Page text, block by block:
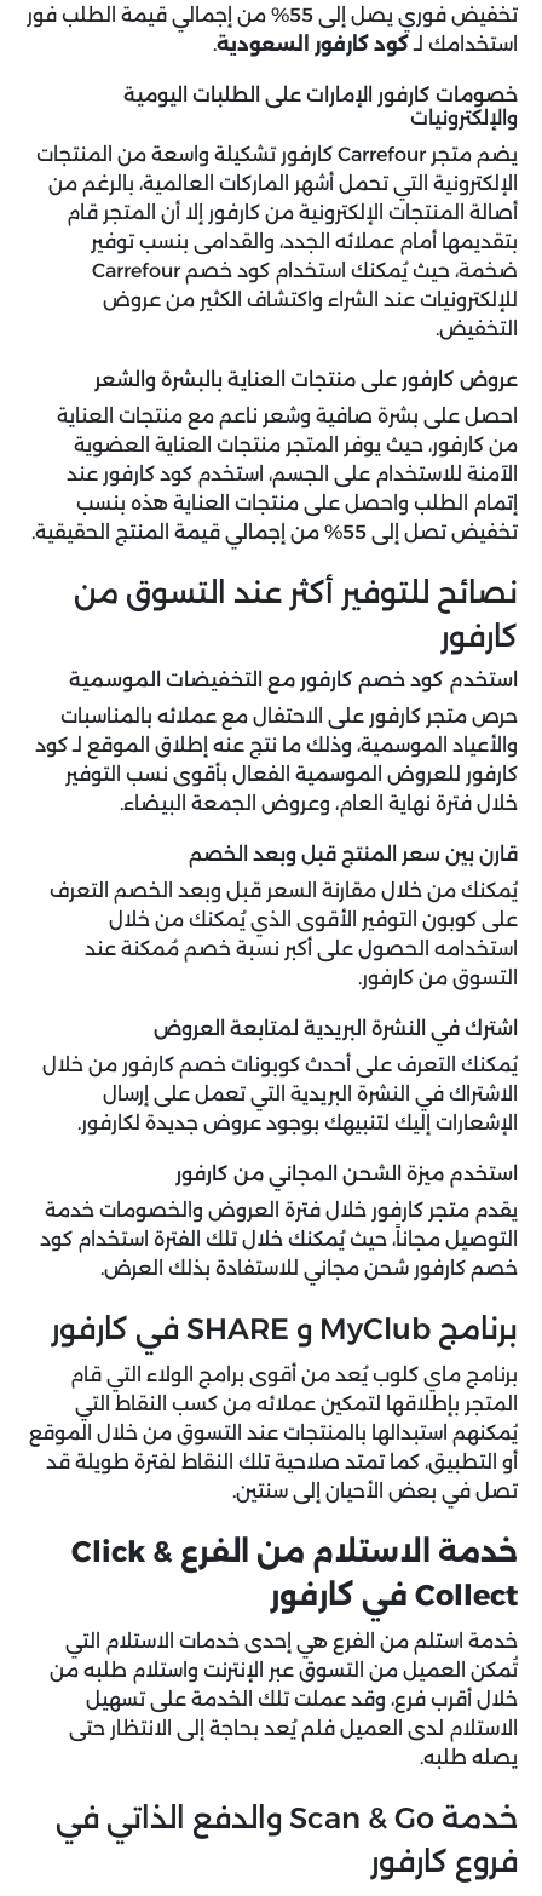
تخفيض فوري يصل إلى 55% من إجمالي قيمة الطلب فور
استخدامك لـكود كارفور السعودية.
خصومات كارفور الإمارات على الطلبات اليومية
والإلكترونيات
يضم متجر Carrefour كارفور تشكيلة واسعة من المنتجات
الإلكترونية التي تحمل أشهر الماركات العالمية، بالرغم من
أصالة المنتجات الإلكترونية من كارفور إلا أن المتجر قام
بتقديمها أمام عملائه الجدد، والقدامى بنسب توفير
ضخمة، حيث يُمكنك استخدام كود خصم Carrefour
للإلكترونيات عند الشراء واكتشاف الكثير من عروض
التخفيض.
عروض كارفور على منتجات العناية بالبشرة والشعر
احصل على بشرة صافية وشعر ناعم مع منتجات العناية
من كارفور، حيث يوفر المتجر منتجات العناية العضوية
الآمنة للاستخدام على الجسم، استخدم كود كارفور عند
إتمام الطلب واحصل على منتجات العناية هذه بنسب
تخفيض تصل إلى 55% من إجمالي قيمة المنتج الحقيقية.
نصائح للتوفير أكثر عند التسوق من
كارفور
استخدم كود خصم كارفور مع التخفيضات الموسمية
حرص متجر كارفور على الاحتفال مع عملائه بالمناسبات
والأعياد الموسمية، وذلك ما نتج عنه إطلاق الموقع لـ كود
كارفور للعروض الموسمية الفعال بأقوى نسب التوفير
خلال فترة نهاية العام، وعروض الجمعة البيضاء.
قارن بين سعر المنتج قبل وبعد الخصم
يُمكنك من خلال مقارنة السعر قبل وبعد الخصم التعرف
على كوبون التوفير الأقوى الذي يُمكنك من خلال
استخدامه الحصول على أكبر نسبة خصم مُمكنة عند
التسوق من كارفور.
اشترك في النشرة البريدية لمتابعة العروض
يُمكنك التعرف على أحدث كوبونات خصم كارفور من خلال
الاشتراك في النشرة البريدية التي تعمل على إرسال
الإشعارات إليك لتنبيهك بوجود عروض جديدة لكارفور.
استخدم ميزة الشحن المجاني من كارفور
يقدم متجر كارفور خلال فترة العروض والخصومات خدمة
التوصيل مجاناً، حيث يُمكنك خلال تلك الفترة استخدام كود
خصم كارفور شحن مجاني للاستفادة بذلك العرض.
برنامج MyClub و SHARE في كارفور
برنامج ماي كلوب يُعد من أقوى برامج الولاء التي قام
المتجر بإطلاقها لتمكين عملائه من كسب النقاط التي
يُمكنهم استبدالها بالمنتجات عند التسوق من خلال الموقع
أو التطبيق، كما تمتد صلاحية تلك النقاط لفترة طويلة قد
تصل في بعض الأحيان إلى سنتين.
خدمة الاستلام من الفرع Click &
Collect في كارفور
خدمة استلم من الفرع هي إحدى خدمات الاستلام التي
تُمكن العميل من التسوق عبر الإنترنت واستلام طلبه من
خلال أقرب فرع، وقد عملت تلك الخدمة على تسهيل
الاستلام لدى العميل فلم يُعد بحاجة إلى الانتظار حتى
يصله طلبه.
خدمة Scan & Go والدفع الذاتي في
فروع كارفور